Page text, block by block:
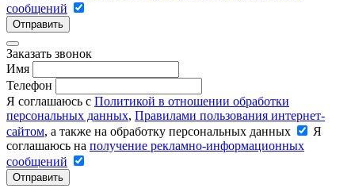
сообщений
Отправить
Заказать звонок
Имя
Телефон
Я соглашаюсь с Политикой в отношении обработки
персональных данных, Правилами пользования интернет-
сайтом, а также на обработку персональных данных
Я
соглашаюсь на получение рекламно-информационных
сообщений
Отправить